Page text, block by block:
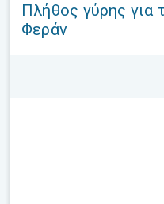
Πλήθος γύρης για
Φεράν